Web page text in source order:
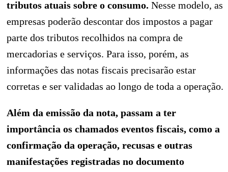
tributos atuais sobre o consumo. Nesse modelo, as
empresas poderão descontar dos impostos a pagar
parte dos tributos recolhidos na compra de
mercadorias e serviços. Para isso, porém, as
informações das notas fiscais precisarão estar
corretas e ser validadas ao longo de toda a operação.
Além da emissão da nota, passam a ter
importância os chamados eventos fiscais, como a
confirmação da operação, recusas e outras
manifestações registradas no documento